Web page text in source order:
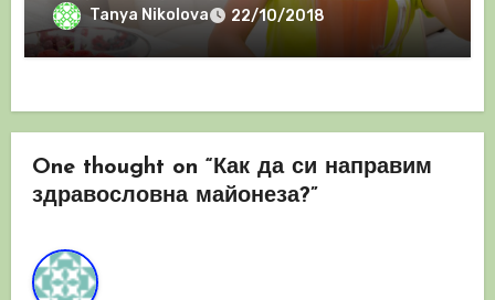
Tanya Nikolova 22/10/2018
One thought on “Как да си направим
здравословна майонеза?”